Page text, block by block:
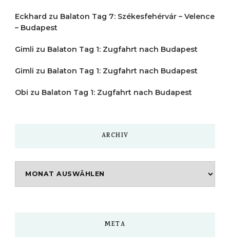
Eckhard zu Balaton Tag 7: Székesfehérvár – Velence
– Budapest
Gimli zu Balaton Tag 1: Zugfahrt nach Budapest
Gimli zu Balaton Tag 1: Zugfahrt nach Budapest
Obi zu Balaton Tag 1: Zugfahrt nach Budapest
ARCHIV
META